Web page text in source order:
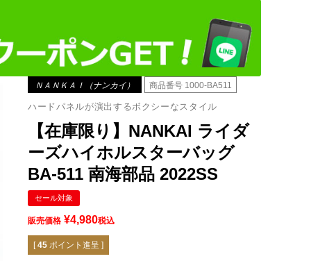
ＮＡＮＫＡＩ（ナンカイ） 商品番号 1000-BA511
ハードパネルが演出するボクシーなスタイル
【在庫限り】NANKAI ライダ
ーズハイホルスターバッグ
BA-511 南海部品 2022SS
セール対象
販売価格 ¥4,980税込
[ 45 ポイント進呈 ]